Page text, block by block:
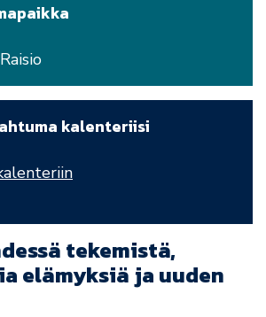
kalenteriisi
tekemistä,
elämyksiä ja uuden